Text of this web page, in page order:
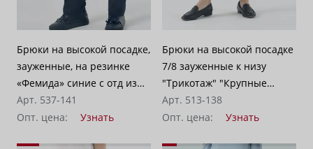
Брюки на высокой посадке,
зауженные, на резинке
«Фемида» синие с отд из
кожи
Арт. 537-141
Опт. цена:
Узнать
Брюки на высокой посадке
7/8 зауженные к низу
"Трикотаж" "Крупные
соты" серо-черные
Арт. 513-138
Опт. цена:
Узнать